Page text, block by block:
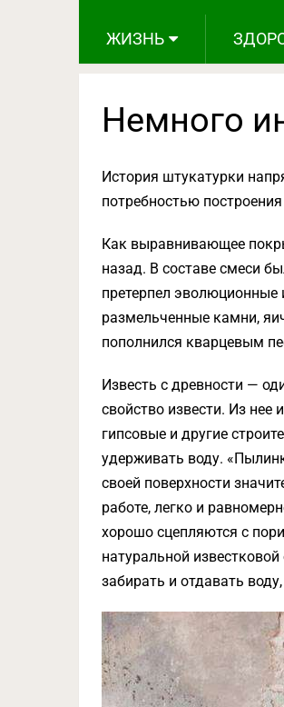
ЖИЗНЬ
Немного
История штукатурки
потребностью
Как выравнивающее
назад. В составе смеси
претерпел эволюционные
размельченные камни,
пополнился кварцевым
Известь с древности —
свойство извести. Из нее
гипсовые и другие
удерживать воду.
своей поверхности
работе, легко и
хорошо сцепляются с
натуральной
забирать и отдавать